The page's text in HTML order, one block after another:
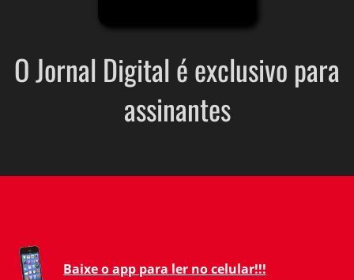
O Jornal Digital é exclusivo para
assinantes
Baixe o app para ler no celular!!!